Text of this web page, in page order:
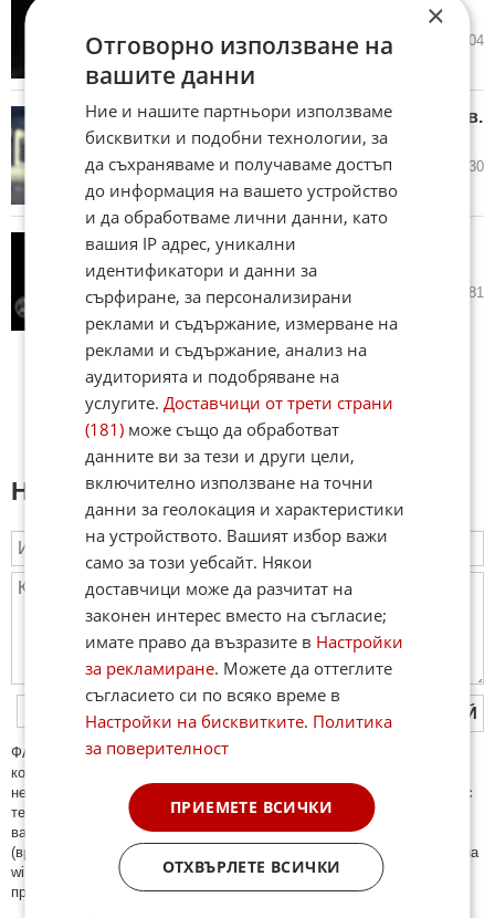
17.07.2025 7 004
Застреляха мъж в курорта Св.Св.
"Константин и Елена"
09.06.2023 5 230
Намериха застрелян мъж в
София
28.03.2023 3 781
Напиши коментар:
ПУБЛИКУВАЙ
ФAКТИ.БГ нe тoлeрирa oбидни кoмeнтaри и cпaм. Нeкoрeктни
кoмeнтaри щe бъдaт изтривaни. Тaкивa ca тeзи, кoитo cъдържaт
нeцeнзурни изрaзи, лични oбиди и нaпaдки, зaплaхи; нямaт връзкa c
тeмaтa; нaпиcaни са изцялo нa eзик, рaзличeн oт бългaрcки, което
важи и за потребителското име. Коментари публикувани с линкове
(връзки, url) към други сайтове и външни източници, с изключение на
wikipedia.org, mobile.bg, imot.bg, zaplata.bg, bazar.bg ще бъдат
премахнати.
×
Отговорно използване на
вашите данни
Ние и нашите партньори използваме
бисквитки и подобни технологии, за
да съхраняваме и получаваме достъп
до информация на вашето устройство
и да обработваме лични данни, като
вашия IP адрес, уникални
идентификатори и данни за
сърфиране, за персонализирани
реклами и съдържание, измерване на
реклами и съдържание, анализ на
аудиторията и подобряване на
услугите.Доставчици от трети страни
(181) може също да обработват
данните ви за тези и други цели,
включително използване на точни
данни за геолокация и характеристики
на устройството. Вашият избор важи
само за този уебсайт. Някои
доставчици може да разчитат на
законен интерес вместо на съгласие;
имате право да възразите в Настройки
за рекламиране. Можете да оттеглите
съгласието си по всяко време в
Настройки на бисквитките. Политика
за поверителност
ПРИЕМЕТЕ ВСИЧКИ
ОТХВЪРЛЕТЕ ВСИЧКИ